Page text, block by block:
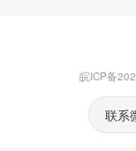
皖ICP备
联系